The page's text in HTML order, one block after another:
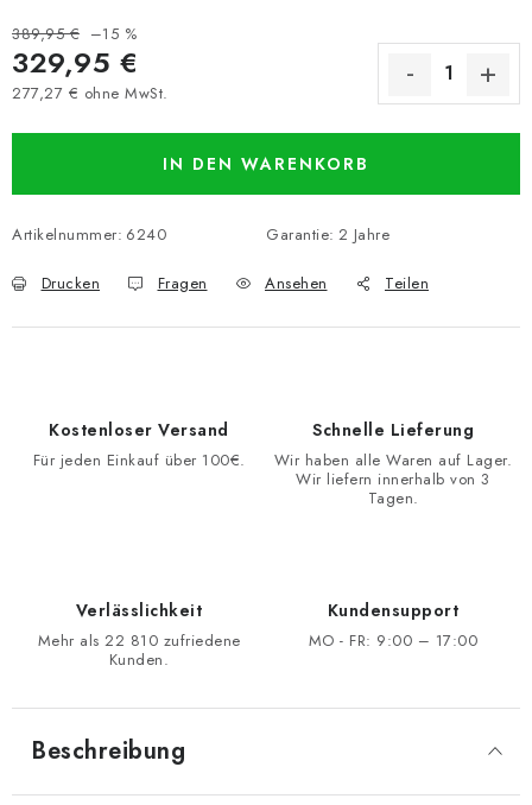
389,95 € –15 %
329,95 €
277,27 € ohne MwSt.
IN DEN WARENKORB
Artikelnummer: 6240 Garantie: 2 Jahre
Drucken Fragen Ansehen Teilen
Kostenloser Versand
Für jeden Einkauf über 100€.
Schnelle Lieferung
Wir haben alle Waren auf Lager.
Wir liefern innerhalb von 3
Tagen.
Verlässlichkeit
Mehr als 22 810 zufriedene
Kunden.
Kundensupport
MO - FR: 9:00 – 17:00
Beschreibung